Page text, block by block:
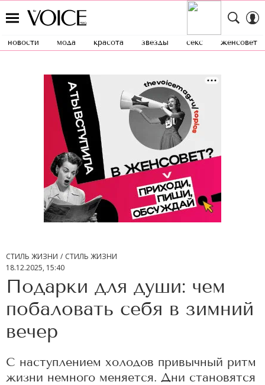
новости мода красота звезды секс женсовет
СТИЛЬ ЖИЗНИ
СТИЛЬ ЖИЗНИ
18.12.2025, 15:40
Подарки для души: чем
побаловать себя в зимний
вечер
С наступлением холодов привычный ритм
жизни немного меняется. Дни становятся